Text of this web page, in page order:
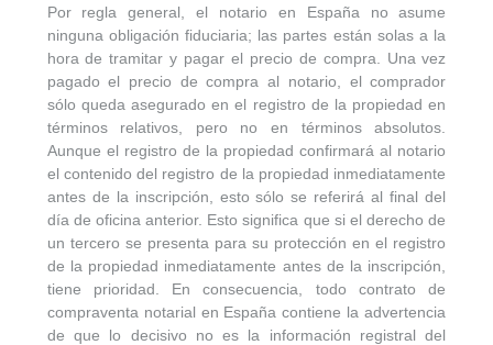
Por regla general, el notario en España no asume
ninguna obligación fiduciaria; las partes están solas a la
hora de tramitar y pagar el precio de compra. Una vez
pagado el precio de compra al notario, el comprador
sólo queda asegurado en el registro de la propiedad en
términos relativos, pero no en términos absolutos.
Aunque el registro de la propiedad confirmará al notario
el contenido del registro de la propiedad inmediatamente
antes de la inscripción, esto sólo se referirá al final del
día de oficina anterior. Esto significa que si el derecho de
un tercero se presenta para su protección en el registro
de la propiedad inmediatamente antes de la inscripción,
tiene prioridad. En consecuencia, todo contrato de
compraventa notarial en España contiene la advertencia
de que lo decisivo no es la información registral del